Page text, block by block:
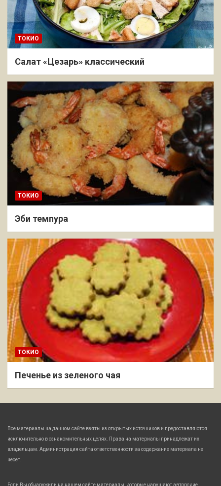
ТОКИО
Салат «Цезарь» классический
ТОКИО
Эби темпура
ТОКИО
Печенье из зеленого чая
Все материалы на данном сайте взяты из открытых источников и предоставляются
исключительно в ознакомительных целях. Права на материалы принадлежат их
владельцам. Администрация сайта ответственности за содержание материала не
несет.
Если Вы обнаружили на нашем сайте материалы, которые нарушают авторские